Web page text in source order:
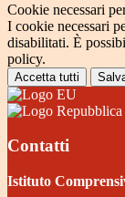
Cookie necessari
I cookie necessari
disabilitati. È
policy.
Accetta tutti
Contatti
Istituto